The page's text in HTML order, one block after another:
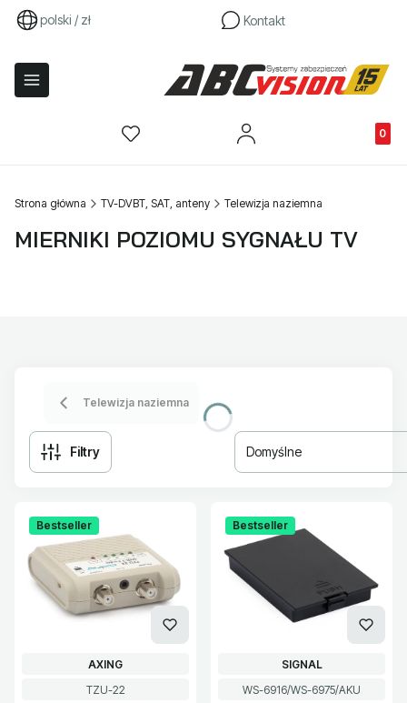
polski / zł Kontakt
Strona główna TV-DVBT, SAT, anteny Telewizja naziemna
MIERNIKI POZIOMU SYGNAŁU TV
Telewizja naziemna
Filtry Domyślne
Bestseller
Kod produktu
TZU-22
PRODUCENT
AXING
Bestseller
Kod produktu
WS-6916/WS-6975/AKU
PRODUCENT
SIGNAL